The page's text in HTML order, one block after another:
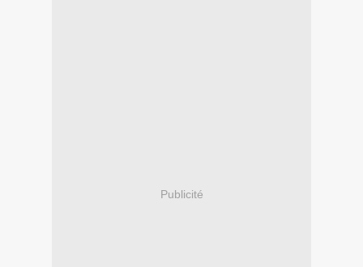
Publicité